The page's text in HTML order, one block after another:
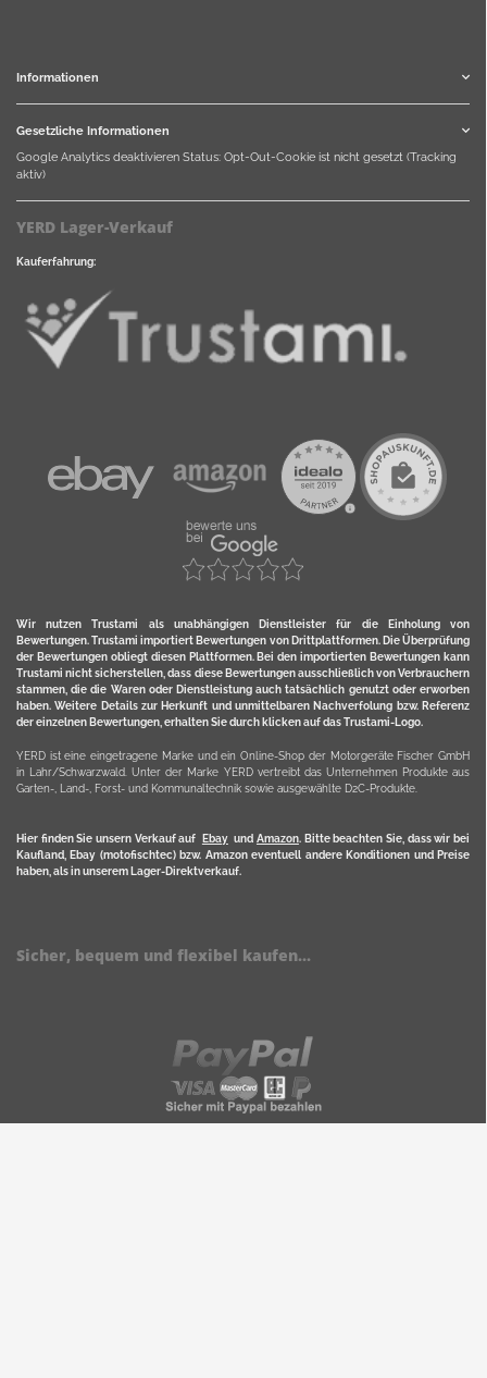
Informationen
Gesetzliche Informationen
Google Analytics deaktivieren Status: Opt-Out-Cookie ist nicht gesetzt (Tracking
aktiv)
YERD Lager-Verkauf
Kauferfahrung:
Wir nutzen Trustami als unabhängigen Dienstleister für die Einholung von
Bewertungen. Trustami importiert Bewertungen von Drittplattformen. Die Überprüfung
der Bewertungen obliegt diesen Plattformen. Bei den importierten Bewertungen kann
Trustami nicht sicherstellen, dass diese Bewertungen ausschließlich von Verbrauchern
stammen, die die Waren oder Dienstleistung auch tatsächlich genutzt oder erworben
haben. Weitere Details zur Herkunft und unmittelbaren Nachverfolung bzw. Referenz
der einzelnen Bewertungen, erhalten Sie durch klicken auf das Trustami-Logo.
YERD ist eine eingetragene Marke und ein Online-Shop der Motorgeräte Fischer GmbH
in Lahr/Schwarzwald. Unter der Marke YERD vertreibt das Unternehmen Produkte aus
Garten-, Land-, Forst- und Kommunaltechnik sowie ausgewählte D2C-Produkte.
Hier finden Sie unsern Verkauf auf Ebayund Amazon. Bitte beachten Sie, dass wir bei
Kaufland, Ebay (motofischtec) bzw. Amazon eventuell andere Konditionen und Preise
haben, als in unserem Lager-Direktverkauf.
Sicher, bequem und flexibel kaufen...